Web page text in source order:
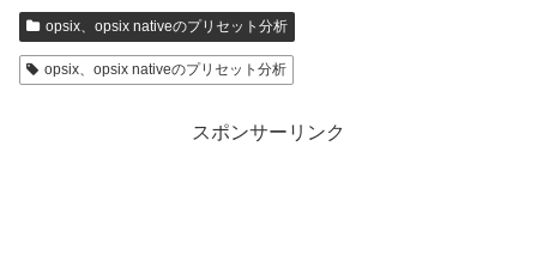
opsix、opsix nativeのプリセット分析
opsix、opsix nativeのプリセット分析
スポンサーリンク